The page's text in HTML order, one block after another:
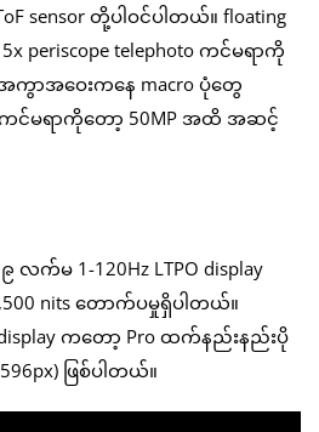
sensor တို့ပါဝင်ပါတယ်။ floating
periscope telephoto ကင်မရာကို
ကွာအဝေးကနေ macro ပုံတွေ
ကင်မရာကိုတော့ 50MP အထိ အဆင့်
၉ လက်မ 1-120Hz LTPO display
nits တောက်ပမှုရှိပါတယ်။
ကတော့ Pro ထက်နည်းနည်းပို
ဖြစ်ပါတယ်။